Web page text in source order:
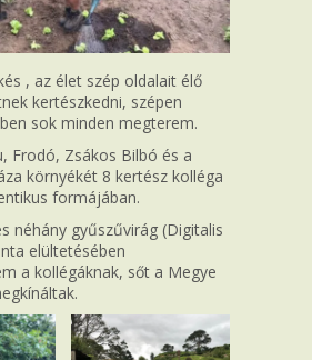
, az élet szép oldalait élő
kertészkedni, szépen
sok minden megterem.
Frodó, Zsákos Bilbó és a
környékét 8 kertész kolléga
formájában.
néhány gyűszűvirág (Digitalis
elültetésében
a kollégáknak, sőt a Megye